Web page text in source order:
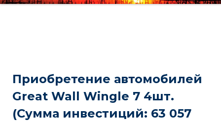
Приобретение автомобилей
Great Wall Wingle 7 4шт.
(Сумма инвестиций: 63 057